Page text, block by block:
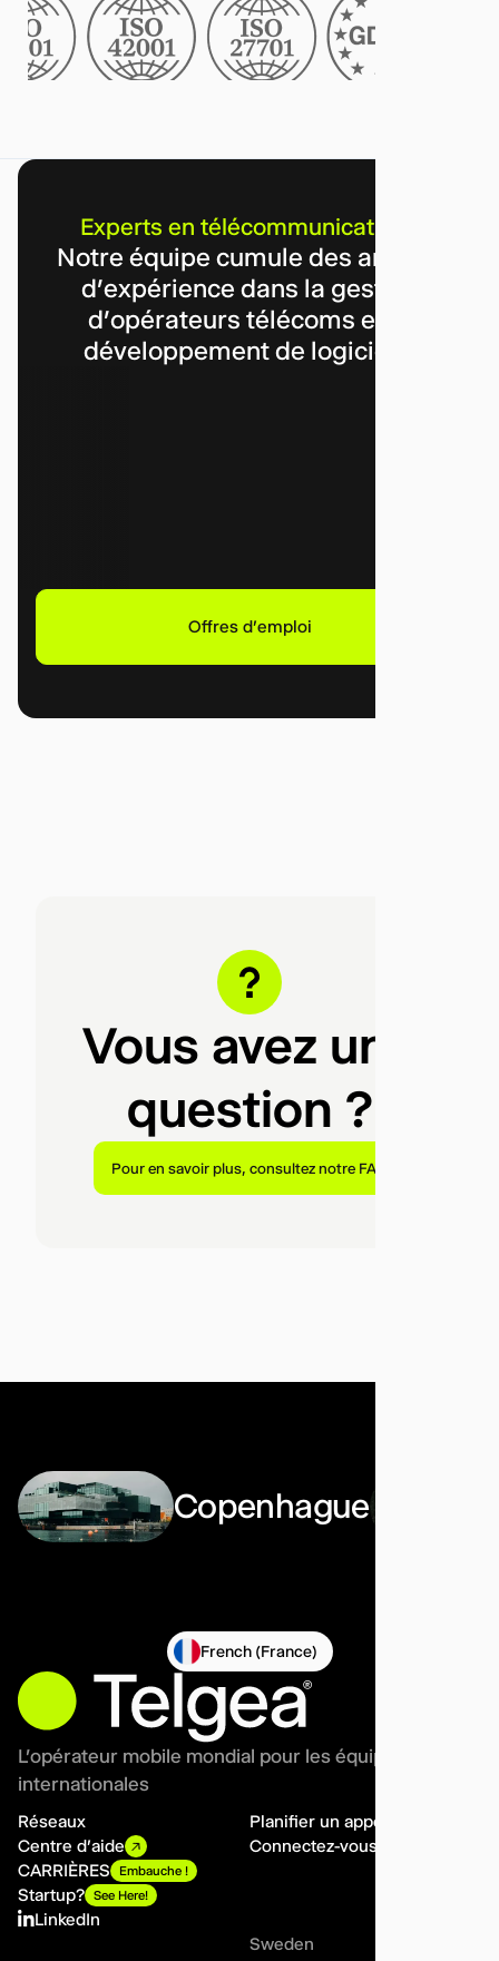
Experts en télécommunications
Notre équipe cumule des années
d’expérience dans la gestion
d’opérateurs télécoms et le
développement de logiciels.
Offres d'emploi
Vous avez une
question ?
Pour en savoir plus, consultez notre FAQ
Copenhague
French (France)
L'opérateur mobile mondial pour les équipes
internationales
Réseaux
Centre d'aide
CARRIÈRES
Embauche !
Startup? See Here!
Planifier un appel
Connectez-vous
LinkedIn
Sweden